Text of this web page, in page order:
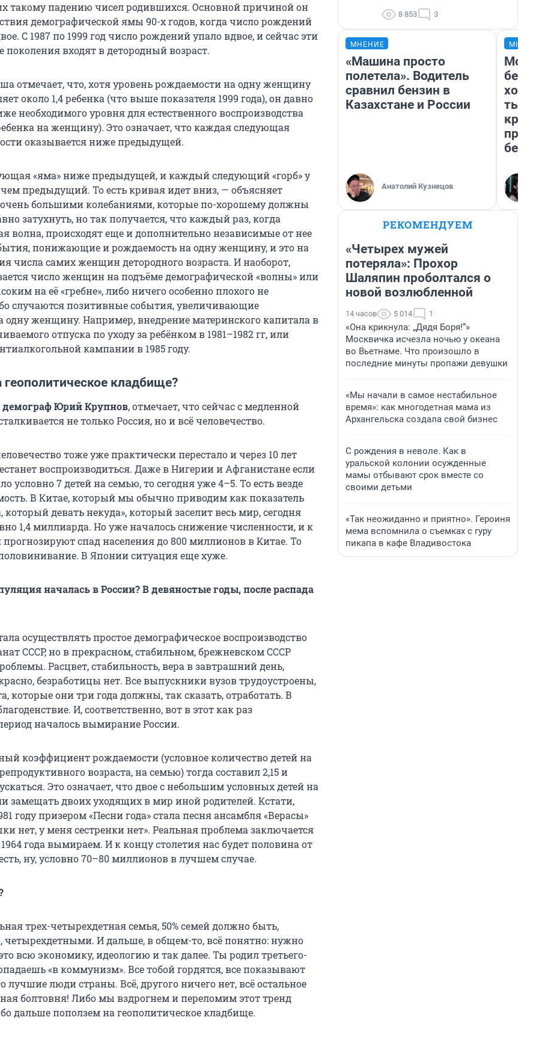
такому падению чисел родившихся. Основной причиной он
демографической ямы 90-хгодов, когда число рождений
С 1987по 1999 годчисло рождений упало вдвое, и сейчас эти
входят в детородный возраст.
отмечает, что, хотя уровень рождаемости на одну женщину
около 1,4 ребенка (что выше показателя 1999 года), он давно
необходимого уровня для естественного воспроизводства
на женщину). Это означает, что каждая следующая
оказывается ниже предыдущей.
«яма» ниже предыдущей, и каждый следующий «горб» у
предыдущий. То есть кривая идет вниз, — объясняет
большими колебаниями, которые по-хорошему должны
затухнуть, но так получается, что каждый раз, когда
волна, происходят еще и дополнительно независимые от нее
понижающие и рождаемость на одну женщину, и это на
числа самих женщин детородного возраста. И наоборот,
число женщин на подъёме демографической «волны» или
на её «гребне», либо ничего особенно плохого не
случаются позитивные события, увеличивающие
одну женщину. Например, внедрение материнского капитала в
отпуска по уходу за ребёнком в 1981–1982 гг, или
кампании в 1985 году.
кладбище?
демограф Юрий Крупнов, отмечает, что сейчас с медленной
не только Россия, но и всё человечество.
тоже уже практически перестало и через 10 лет
воспроизводиться. Даже в Нигерии и Афганистане если
условно7 детейна семью, то сегодняуже 4–5. То есть везде
В Китае, который мы обычно приводим как показатель
который девать некуда», который заселит весь мир, сегодня
1,4 миллиарда. Но уже началось снижение численности, и к
прогнозируют спад населения до800 миллионовв Китае. То
В Японии ситуация еще хуже.
началась в России? В девяностые годы, после распада
осуществлять простое демографическое воспроизводство
СССР, но в прекрасном, стабильном, брежневском СССР
Расцвет, стабильность, вера в завтрашний день,
безработицы нет. Все выпускники вузов трудоустроены,
которые они три года должны, так сказать, отработать. В
И, соответственно, вот в этот как раз
началось вымирание России.
коэффициент рождаемости (условное количество детей на
возраста, на семью) тогда составил 2,15и
Это означает, что двое с небольшим условных детей на
замещать двоих уходящих в мир иной родителей. Кстати,
годупризером «Песни года» стала песня ансамбля «Верасы»
нет, у меня сестренки нет». Реальная проблема заключается
года вымираем. И к концу столетия нас будет половина от
ну, условно70–80 миллионовв лучшем случае.
трех-четырехдетная семья, 50% семей должно быть,
четырехдетными. И дальше, в общем-то, всё понятно: нужно
всю экономику, идеологию и так далее. Ты родил третьего-
«в коммунизм». Все тобой гордятся, все показывают
лучшие люди страны. Всё, другого ничего нет, всё остальное
болтовня! Либо мы вздрогнем и переломим этот тренд
дальше поползем на геополитическое кладбище.
8 853 3
МНЕНИЕ
«Машина просто
полетела». Водитель
сравнил бензин в
Казахстане и России
Анатолий Кузнецов
Мой
РЕКОМЕНДУЕМ
«Четырех мужей
потеряла»: Прохор
Шаляпин проболтался о
новой возлюбленной
14 часов 5 014 1
«Она крикнула: „Дядя Боря!“»
Москвичка исчезла ночью у океана
во Вьетнаме. Что произошло в
последние минуты пропажи девушки
«Мы начали в самое нестабильное
время»: как многодетная мама из
Архангельска создала свой бизнес
С рождения в неволе. Как в
уральской колонии осужденные
мамы отбывают срок вместе со
своими детьми
«Так неожиданно и приятно». Героиня
мема вспомнила о съемках с гуру
пикапа в кафе Владивостока